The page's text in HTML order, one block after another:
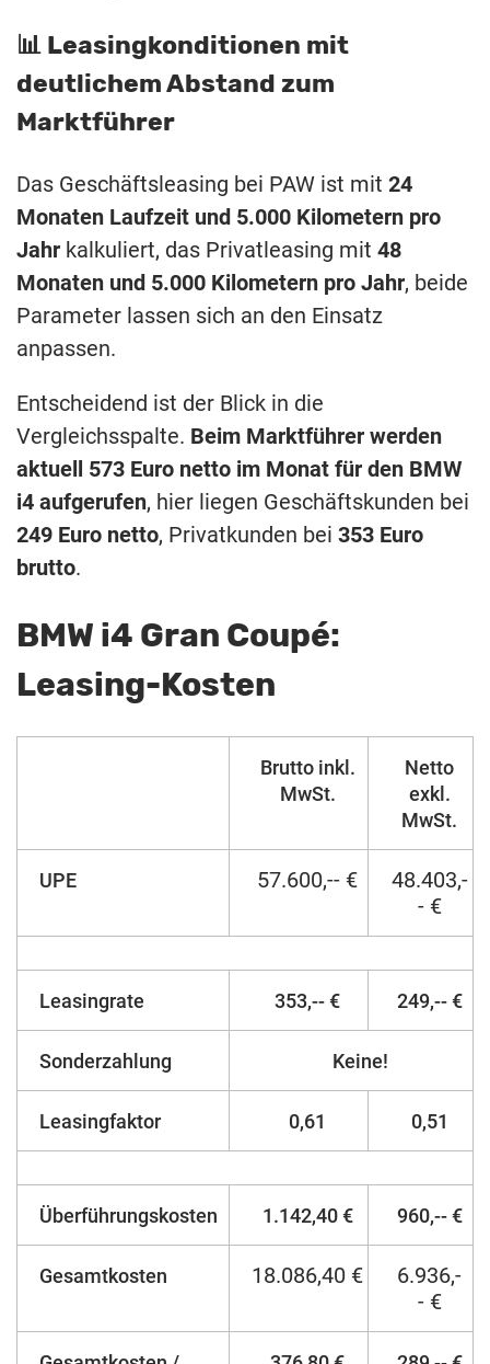
📊 Leasingkonditionen mit
deutlichem Abstand zum
Marktführer
Das Geschäftsleasing bei PAW ist mit 24
Monaten Laufzeit und 5.000 Kilometern pro
Jahr kalkuliert, das Privatleasing mit 48
Monaten und 5.000 Kilometern pro Jahr, beide
Parameter lassen sich an den Einsatz
anpassen.
Entscheidend ist der Blick in die
Vergleichsspalte. Beim Marktführer werden
aktuell 573 Euro netto im Monat für den BMW
i4 aufgerufen, hier liegen Geschäftskunden bei
249 Euro netto, Privatkunden bei 353 Euro
brutto.
BMW i4 Gran Coupé:
Leasing-Kosten
Brutto inkl.
MwSt.
Netto
exkl.
MwSt.
UPE 57.600,-- €
48.403,-
- €
Leasingrate 353,-- € 249,-- €
Sonderzahlung Keine!
Leasingfaktor 0,61 0,51
Überführungskosten 1.142,40 € 960,-- €
Gesamtkosten 18.086,40 €
6.936,-
- €